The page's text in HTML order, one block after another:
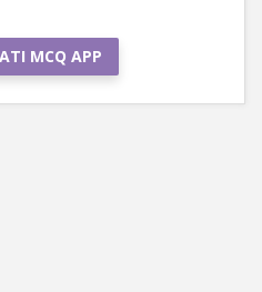
MCQ APP